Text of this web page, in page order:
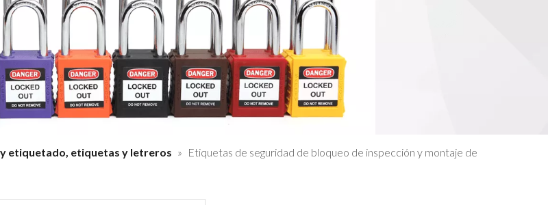
etiquetado, etiquetas y letreros » Etiquetas de seguridad de bloqueo de inspección y montaje de